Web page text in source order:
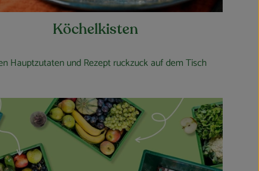
Köchelkisten
Hauptzutaten und Rezept ruckzuck auf dem Tisch